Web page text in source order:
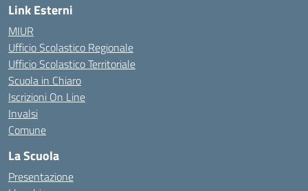
Link Esterni
MIUR
Ufficio Scolastico Regionale
Ufficio Scolastico Territoriale
Scuola in Chiaro
Iscrizioni On Line
Invalsi
Comune
La Scuola
Presentazione